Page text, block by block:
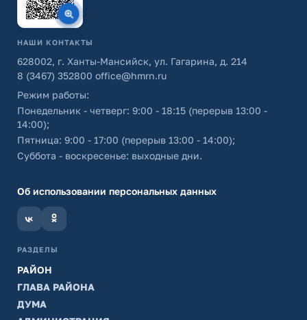
НАШИ КОНТАКТЫ
628002, г. Ханты-Мансийск, ул. Гагарина, д. 214
8 (3467) 352800 office@hmrn.ru
Режим работы:
Понедельник - четверг: 9:00 - 18:15 (перерыв 13:00 -
14:00);
Пятница: 9:00 - 17:00 (перерыв 13:00 - 14:00);
Суббота - воскресенье: выходные дни.
Об использовании персональных данных
РАЗДЕЛЫ
РАЙОН
ГЛАВА РАЙОНА
ДУМА